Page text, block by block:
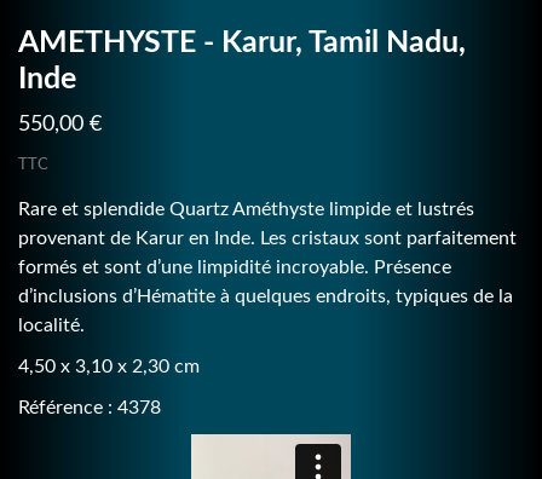
AMETHYSTE - Karur, Tamil Nadu,
Inde
550,00 €
TTC
Rare et splendide Quartz Améthyste limpide et lustrés
provenant de Karur en Inde. Les cristaux sont parfaitement
formés et sont d’une limpidité incroyable. Présence
d’inclusions d’Hématite à quelques endroits, typiques de la
localité.
4,50 x 3,10 x 2,30 cm
Référence : 4378